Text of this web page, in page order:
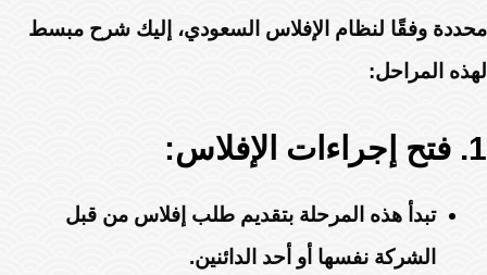
محددة وفقًا لنظام الإفلاس السعودي، إليك شرح مبسط
لهذه المراحل:
1. فتح إجراءات الإفلاس:
تبدأ هذه المرحلة بتقديم طلب إفلاس من قبل
الشركة نفسها أو أحد الدائنين.